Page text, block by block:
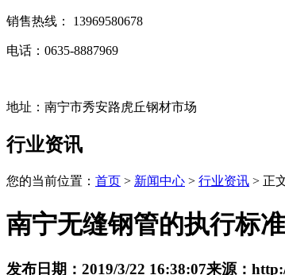
销售热线： 13969580678
电话：0635-8887969
地址：南宁市秀安路虎丘钢材市场
行业资讯
您的当前位置： 首页 > 新闻中心 > 行业资讯 > 正
南宁无缝钢管的执行标
发布日期： 2019/3/22 16:38:07来源：